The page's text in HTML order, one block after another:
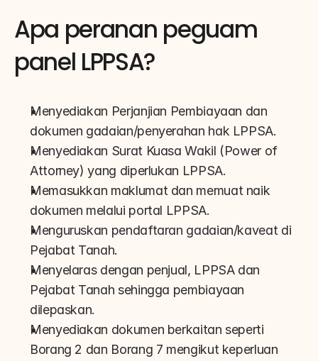
Apa peranan peguam
panel LPPSA?
Menyediakan Perjanjian Pembiayaan dan
dokumen gadaian/penyerahan hak LPPSA.
Menyediakan Surat Kuasa Wakil (Power of
Attorney) yang diperlukan LPPSA.
Memasukkan maklumat dan memuat naik
dokumen melalui portal LPPSA.
Menguruskan pendaftaran gadaian/kaveat di
Pejabat Tanah.
Menyelaras dengan penjual, LPPSA dan
Pejabat Tanah sehingga pembiayaan
dilepaskan.
Menyediakan dokumen berkaitan seperti
Borang 2 dan Borang 7 mengikut keperluan